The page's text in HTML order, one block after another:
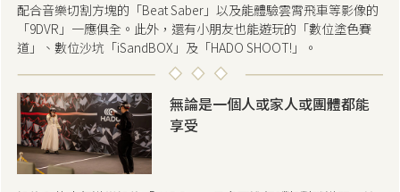
配合音樂切割方塊的「Beat Saber」以及能體驗雲霄飛車等影像的
「9DVR」一應俱全。此外，還有小朋友也能遊玩的「數位塗色賽
道」、數位沙坑「iSandBOX」及「HADO SHOOT!」。
無論是一個人或家人或團體都能
享受